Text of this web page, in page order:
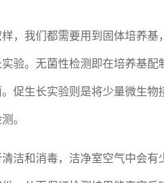
，我们都需要用到固体培养基
验。无菌性检测即在培养基配
促生长实验则是将少量微生
。
洁和消毒，洁净室空气中会